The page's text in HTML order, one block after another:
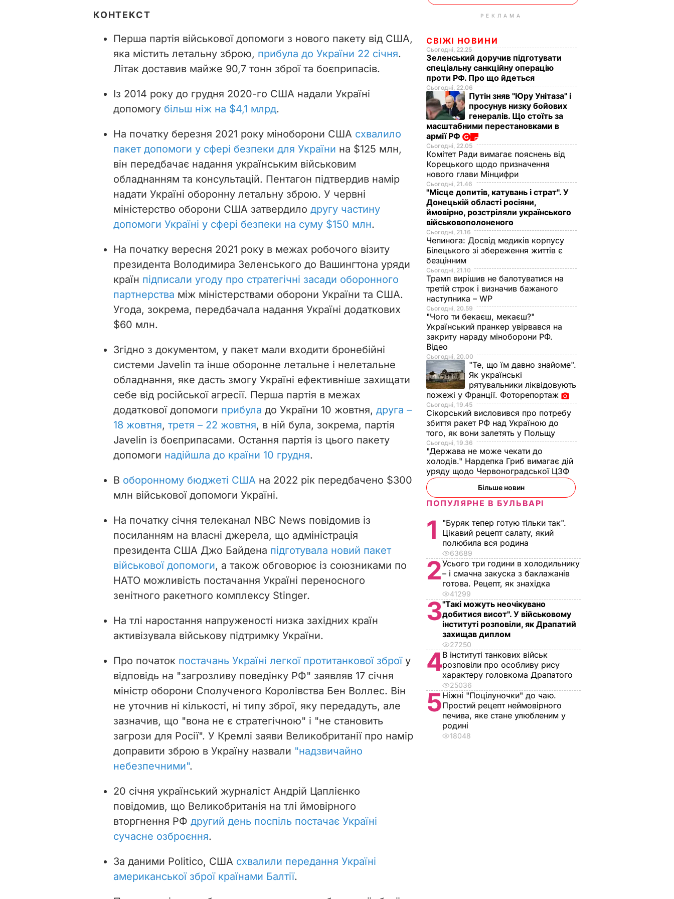
КОНТЕКСТ
Перша партія військової допомоги з нового пакету від США,
яка містить летальну зброю, прибула до України 22 січня.
Літак доставив майже 90,7 тонн зброї та боєприпасів.
Із 2014 року до грудня 2020-го США надали Україні
допомогу більш ніж на $4,1 млрд.
На початку березня 2021 року міноборони США схвалило
пакет допомоги у сфері безпеки для України на $125 млн,
він передбачає надання українським військовим
обладнанням та консультацій. Пентагон підтвердив намір
надати Україні оборонну летальну зброю. У червні
міністерство оборони США затвердило другу частину
допомоги Україні у сфері безпеки на суму $150 млн.
На початку вересня 2021 року в межах робочого візиту
президента Володимира Зеленського до Вашингтона уряди
країн підписали угоду про стратегічні засади оборонного
партнерства між міністерствами оборони України та США.
Угода, зокрема, передбачала надання Україні додаткових
$60 млн.
Згідно з документом, у пакет мали входити бронебійні
системи Javelin та інше оборонне летальне і нелетальне
обладнання, яке дасть змогу Україні ефективніше захищати
себе від російської агресії. Перша партія в межах
додаткової допомоги прибула до України 10 жовтня, друга –
18 жовтня, третя – 22 жовтня, в ній була, зокрема, партія
Javelin із боєприпасами. Остання партія із цього пакету
допомоги надійшла до країни 10 грудня.
В оборонному бюджеті США на 2022 рік передбачено $300
млн військової допомоги Україні.
На початку січня телеканал NBC News повідомив із
посиланням на власні джерела, що адміністрація
президента США Джо Байдена підготувала новий пакет
військової допомоги, а також обговорює із союзниками по
НАТО можливість постачання Україні переносного
зенітного ракетного комплексу Stinger.
На тлі наростання напруженості низка західних країн
активізувала військову підтримку України.
Про початок постачань Україні легкої протитанкової зброїу
відповідь на "загрозливу поведінку РФ" заявляв 17 січня
міністр оборони Сполученого Королівства Бен Воллес. Він
не уточнив ні кількості, ні типу зброї, яку передадуть, але
зазначив, що "вона не є стратегічною" і "не становить
загрози для Росії". У Кремлі заяви Великобританії про намір
доправити зброю в Україну назвали "надзвичайно
небезпечними".
20 січня український журналіст Андрій Цаплієнко
повідомив, що Великобританія на тлі ймовірного
вторгнення РФ другий день поспіль постачає Україні
сучасне озброєння.
За даними Politico, США схвалили передання Україні
американської зброї країнами Балтії.
РЕКЛАМА
СВІЖІ НОВИНИ
Сьогодні, 22.25
Зеленський доручив підготувати
спеціальну санкційну операцію
проти РФ. Про що йдеться
Сьогодні, 22.06
Путін зняв "Юру Унітаза" і
просунув низку бойових
генералів. Що стоїть за
масштабними перестановками в
армії РФ
Сьогодні, 22.05
Комітет Ради вимагає пояснень від
Корецького щодо призначення
нового глави Мінцифри
Сьогодні, 21.46
"Місце допитів, катувань і страт". У
Донецькій області росіяни,
ймовірно, розстріляли українського
військовополоненого
Сьогодні, 21.16
Чепинога: Досвід медиків корпусу
Білецького зі збереження життів є
безцінним
Сьогодні, 21.10
Трамп вирішив не балотуватися на
третій строк і визначив бажаного
наступника – WP
Сьогодні, 20.59
"Чого ти бекаєш, мекаєш?"
Український пранкер увірвався на
закриту нараду міноборони РФ.
Відео
Сьогодні, 20.00
"Те, що їм давно знайоме".
Як українські
рятувальники ліквідовують
пожежі у Франції. Фоторепортаж
Сьогодні, 19.45
Сікорський висловився про потребу
збиття ракет РФ над Україною до
того, як вони залетять у Польщу
Сьогодні, 19.36
"Держава не може чекати до
холодів." Нардепка Гриб вимагає дій
уряду щодо Червоноградської ЦЗФ
Більше новин
ПОПУЛЯРНЕ В БУЛЬВАРІ
1
"Буряк тепер готую тільки так".
Цікавий рецепт салату, який
полюбила вся родина
63689
2Усього три години в холодильнику
– і смачна закуска з баклажанів
готова. Рецепт, як знахідка
41299
3"Такі можуть неочікувано
добитися висот". У військовому
інституті розповіли, як Драпатий
захищав диплом
27250
4В інституті танкових військ
розповіли про особливу рису
характеру головкома Драпатого
25036
5Ніжні "Поцілуночки" до чаю.
Простий рецепт неймовірного
печива, яке стане улюбленим у
родині
18048